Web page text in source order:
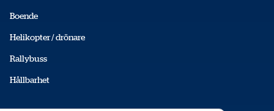
Boende
Helikopter / drönare
Rallybuss
Hållbarhet